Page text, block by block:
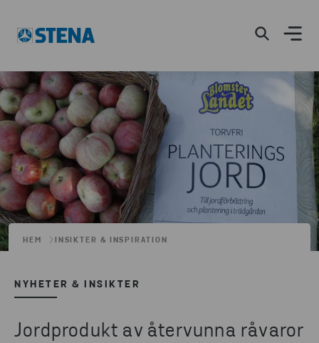
HEM INSIKTER & INSPIRATION
NYHETER & INSIKTER
Jordprodukt av återvunna råvaror